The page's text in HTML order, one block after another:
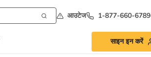
आउटेज 1-877-660-6789
साइन इन करें